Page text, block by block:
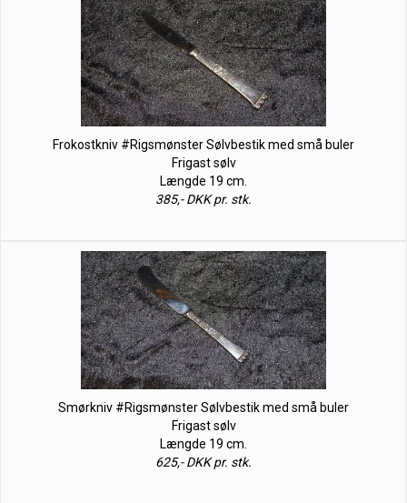
Frokostkniv #Rigsmønster Sølvbestik med små buler
Frigast sølv
Længde 19 cm.
385,- DKK pr. stk.
Smørkniv #Rigsmønster Sølvbestik med små buler
Frigast sølv
Længde 19 cm.
625,- DKK pr. stk.